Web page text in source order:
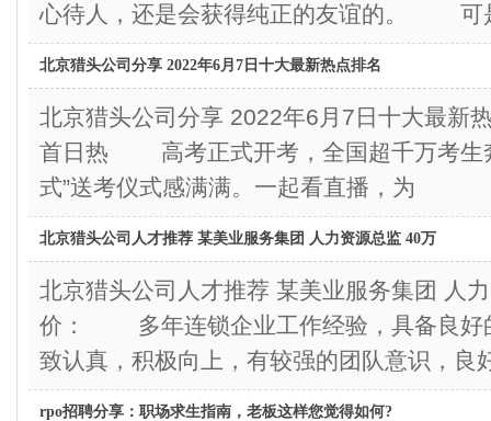
心待人，还是会获得纯正的友谊的。 可
北京猎头公司分享 2022年6月7日十大最新热点排名
北京猎头公司分享 2022年6月7日十大最
首日热 高考正式开考，全国超千万考生
式”送考仪式感满满。一起看直播，为
北京猎头公司人才推荐 某美业服务集团 人力资源总监 40万
北京猎头公司人才推荐 某美业服务集团
价： 多年连锁企业工作经验，具备良好
致认真，积极向上，有较强的团队意识，良
rpo招聘分享：职场求生指南，老板这样您觉得如何?